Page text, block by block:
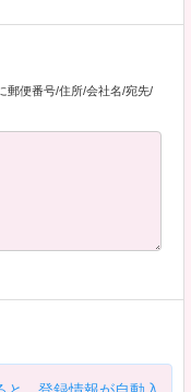
郵便番号/住所/会社名/宛先/